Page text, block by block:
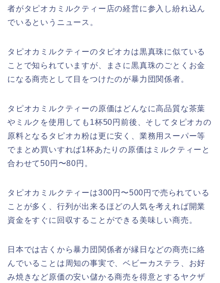
者がタピオカミルクティー店の経営に参入し紛れ込ん
でいるというニュース。
タピオカミルクティーのタピオカは黒真珠に似ている
ことで知られていますが、まさに黒真珠のごとくお金
になる商売として目をつけたのが暴力団関係者。
タピオカミルクティーの原価はどんなに高品質な茶葉
やミルクを使用しても1杯50円前後、そしてタピオカの
原料となるタピオカ粉は更に安く、業務用スーパー等
でまとめ買いすれば1杯あたりの原価はミルクティーと
合わせて50円〜80円。
タピオカミルクティーは300円〜500円で売られている
ことが多く、行列が出来るほどの人気を考えれば開業
資金をすぐに回収することができる美味しい商売。
日本では古くから暴力団関係者が縁日などの商売に絡
んでいることは周知の事実で、ベビーカステラ、お好
み焼きなど原価の安い儲かる商売を得意とするヤクザ